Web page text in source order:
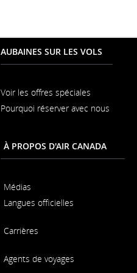
AUBAINES SUR LES VOLS
Voir les offres spéciales
Pourquoi réserver avec nous
À PROPOS D'AIR CANADA
Médias
dans
fenêtre
Langues officielles
Carrières
une
nouvelle
Agents de voyages